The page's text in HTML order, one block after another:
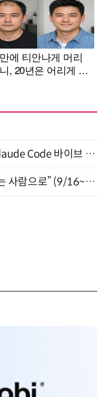
"모든 담당자(비개발자)를 위한 Claude Code 바이브 코딩 2-day 부트캠프" 9월 16~17일 개최
“AI에게 묻는 사람에서, AI로 만드는 사람으로” (9/16~17)